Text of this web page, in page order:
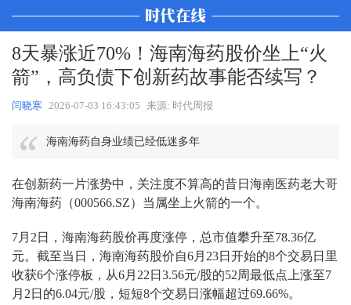
8天暴涨近70%！海南海药股价坐上“火
箭”，高负债下创新药故事能否续写？
闫晓寒 2026-07-03 16:43:05 来源: 时代周报
海南海药自身业绩已经低迷多年
在创新药一片涨势中，关注度不算高的昔日海南医药老大哥
海南海药（000566.SZ）当属坐上火箭的一个。
7月2日，海南海药股价再度涨停，总市值攀升至78.36亿
元。截至当日，海南海药股价自6月23日开始的8个交易日里
收获6个涨停板，从6月22日3.56元/股的52周最低点上涨至7
月2日的6.04元/股，短短8个交易日涨幅超过69.66%。